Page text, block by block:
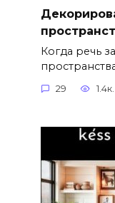
Когда речь
29 1.4к.